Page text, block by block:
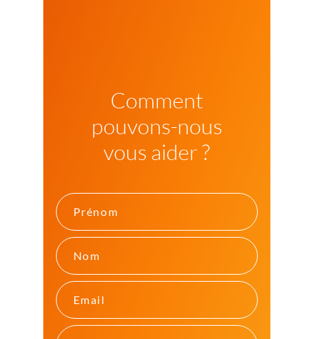
Comment
pouvons-nous
vous aider ?